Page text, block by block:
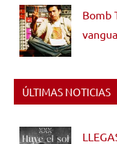
Bomb
ÚLTIMAS NOTICIAS